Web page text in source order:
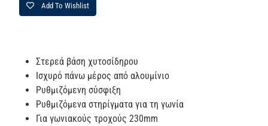
Add To Wishlist
Στερεά βάση χυτοσίδηρου
Ισχυρό πάνω μέρος από αλουμίνιο
Ρυθμιζόμενη σύσφιξη
Ρυθμιζόμενα στηρίγματα για τη γωνία
Για γωνιακούς τροχούς 230mm